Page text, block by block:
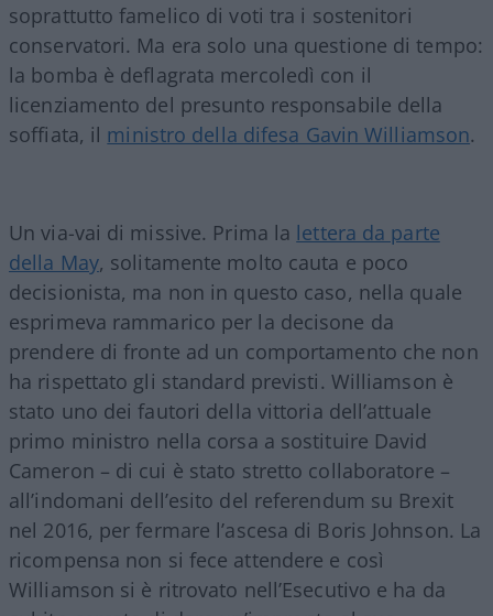
soprattutto famelico di voti tra i sostenitori
conservatori. Ma era solo una questione di tempo:
la bomba è deflagrata mercoledì con il
licenziamento del presunto responsabile della
soffiata, il ministro della difesa Gavin Williamson.
Un via-vai di missive. Prima la lettera da parte
della May, solitamente molto cauta e poco
decisionista, ma non in questo caso, nella quale
esprimeva rammarico per la decisone da
prendere di fronte ad un comportamento che non
ha rispettato gli standard previsti. Williamson è
stato uno dei fautori della vittoria dell’attuale
primo ministro nella corsa a sostituire David
Cameron – di cui è stato stretto collaboratore –
all’indomani dell’esito del referendum su Brexit
nel 2016, per fermare l’ascesa di Boris Johnson. La
ricompensa non si fece attendere e così
Williamson si è ritrovato nell’Esecutivo e ha da